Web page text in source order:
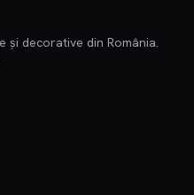
decorative din România.